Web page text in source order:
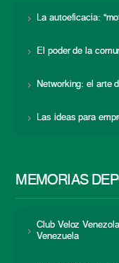
La autoeficacia:
El poder de la
Networking: el arte
Las ideas para
MEMORIAS
Club Veloz
Venezuela